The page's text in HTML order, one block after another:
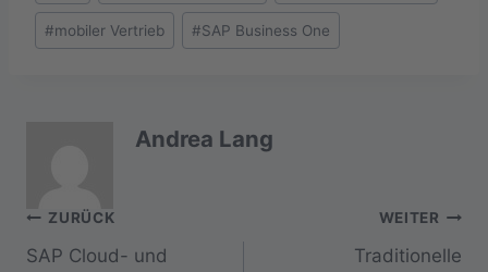
#mobiler Vertrieb #SAP Business One
Andrea Lang
Beitragsnavigation
ZURÜCK
SAP Cloud- und
WEITER
Traditionelle